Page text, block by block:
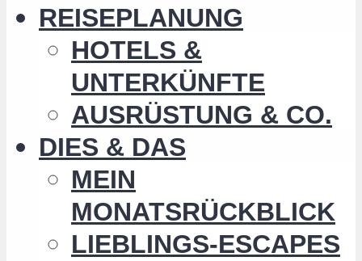
REISEPLANUNG
HOTELS &
UNTERKÜNFTE
AUSRÜSTUNG & CO.
DIES & DAS
MEIN
MONATSRÜCKBLICK
LIEBLINGS-ESCAPES